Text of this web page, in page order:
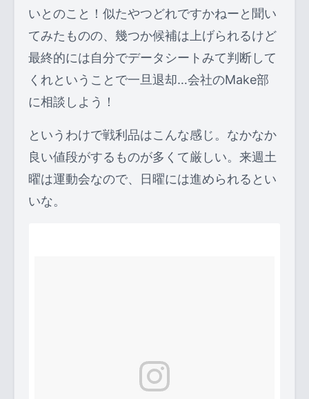
いとのこと！似たやつどれですかねーと聞い
てみたものの、幾つか候補は上げられるけど
最終的には自分でデータシートみて判断して
くれということで一旦退却…会社のMake部
に相談しよう！
というわけで戦利品はこんな感じ。なかなか
良い値段がするものが多くて厳しい。来週土
曜は運動会なので、日曜には進められるとい
いな。